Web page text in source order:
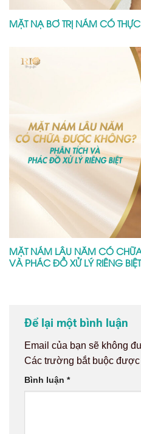
MẶT NẠ BƠ TRỊ NÁM CÓ
MẶT NÁM LÂU NĂM CÓ
VÀ PHÁC ĐỒ XỬ LÝ RIÊNG BIỆT
Để lại một bình luận
Email của bạn sẽ không
Các trường bắt buộc được
Bình luận *